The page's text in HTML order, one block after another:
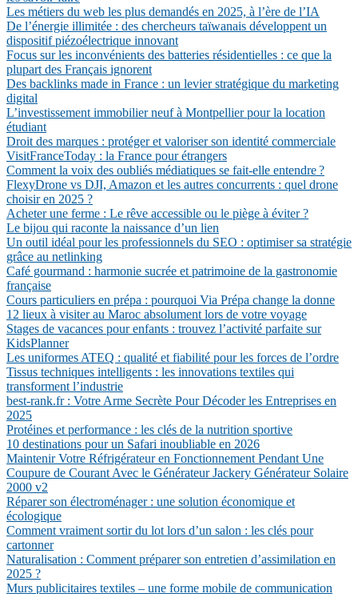
Les métiers du web les plus demandés en 2025, à l’ère de l’IA
De l’énergie illimitée : des chercheurs taïwanais développent un
dispositif piézoélectrique innovant
Focus sur les inconvénients des batteries résidentielles : ce que la
plupart des Français ignorent
Des backlinks made in France : un levier stratégique du marketing
digital
L’investissement immobilier neuf à Montpellier pour la location
étudiant
Droit des marques : protéger et valoriser son identité commerciale
VisitFranceToday : la France pour étrangers
Comment la voix des oubliés médiatiques se fait-elle entendre ?
FlexyDrone vs DJI, Amazon et les autres concurrents : quel drone
choisir en 2025 ?
Acheter une ferme : Le rêve accessible ou le piège à éviter ?
Le bijou qui raconte la naissance d’un lien
Un outil idéal pour les professionnels du SEO : optimiser sa stratégie
grâce au netlinking
Café gourmand : harmonie sucrée et patrimoine de la gastronomie
française
Cours particuliers en prépa : pourquoi Via Prépa change la donne
12 lieux à visiter au Maroc absolument lors de votre voyage
Stages de vacances pour enfants : trouvez l’activité parfaite sur
KidsPlanner
Les uniformes ATEQ : qualité et fiabilité pour les forces de l’ordre
Tissus techniques intelligents : les innovations textiles qui
transforment l’industrie
best-rank.fr : Votre Arme Secrète Pour Décoder les Entreprises en
2025
Protéines et performance : les clés de la nutrition sportive
10 destinations pour un Safari inoubliable en 2026
Maintenir Votre Réfrigérateur en Fonctionnement Pendant Une
Coupure de Courant Avec le Générateur Jackery Générateur Solaire
2000 v2
Réparer son électroménager : une solution économique et
écologique
Comment vraiment sortir du lot lors d’un salon : les clés pour
cartonner
Naturalisation : Comment préparer son entretien d’assimilation en
2025 ?
Murs publicitaires textiles – une forme mobile de communication